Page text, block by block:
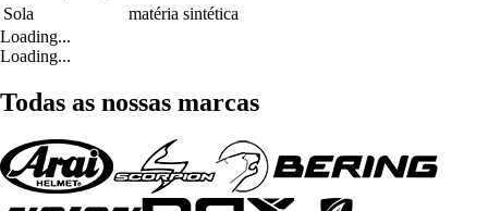
Sola
matéria sintética
Loading...
Loading...
Todas as nossas marcas